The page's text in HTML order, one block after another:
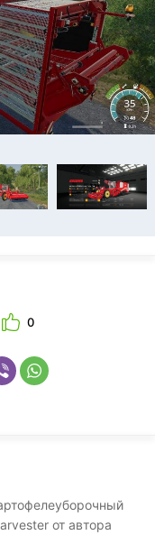
0
от автора